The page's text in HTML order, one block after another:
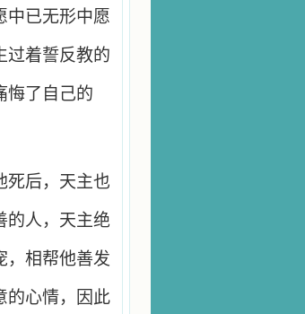
中已无形中愿
过着誓反教的
悔了自己的
死后，天主也
的人，天主绝
，相帮他善发
的心情，因此